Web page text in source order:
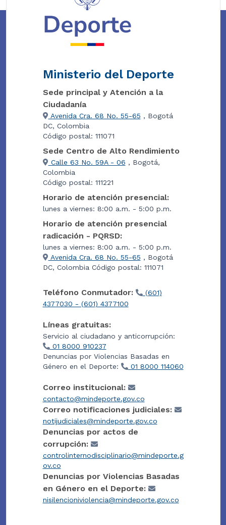
Ministerio del Deporte
Sede principal y Atención a la
Ciudadanía
Avenida Cra. 68 No. 55-65 , Bogotá
DC, Colombia
Código postal: 111071
Sede Centro de Alto Rendimiento
Calle 63 No. 59A - 06 , Bogotá,
Colombia
Código postal: 111221
Horario de atención presencial:
lunes a viernes: 8:00 a.m. - 5:00 p.m.
Horario de atención presencial
radicación - PQRSD:
lunes a viernes: 8:00 a.m. - 5:00 p.m.
Avenida Cra. 68 No. 55-65 , Bogotá
DC, Colombia Código postal: 111071
Teléfono Conmutador:
(601)
4377030 - (601) 4377100
Líneas gratuitas:
Servicio al ciudadano y anticorrupción:
01 8000 910237
Denuncias por Violencias Basadas en
Género en el Deporte:
01 8000 114060
Correo institucional:
contacto@mindeporte.gov.co
Correo notificaciones judiciales:
notijudiciales@mindeporte.gov.co
Denuncias por actos de
corrupción:
controlinternodisciplinario@mindeporte.g
ov.co
Denuncias por Violencias Basadas
en Género en el Deporte:
nisilencioniviolencia@mindeporte.gov.co